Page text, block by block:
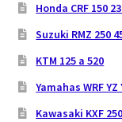
Honda CRF 150
Suzuki RMZ 250
KTM 125 a 520
Yamahas WRF YZ
Kawasaki KXF